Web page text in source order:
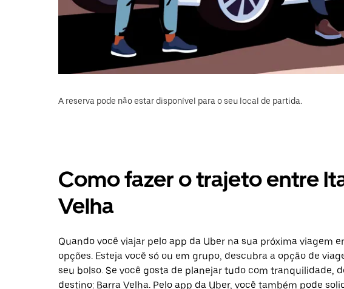
A reserva pode não estar disponível para o seu local de partida.
Como fazer o trajeto entre
Velha
Quando você viajar pelo app da Uber na sua próxima viagem
opções. Esteja você só ou em grupo, descubra a opção de
seu bolso. Se você gosta de planejar tudo com tranquilidade,
destino: Barra Velha. Pelo app da Uber, você também pode